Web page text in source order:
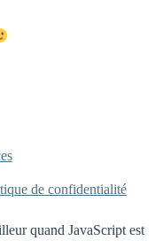
de confidentialité
quand JavaScript est